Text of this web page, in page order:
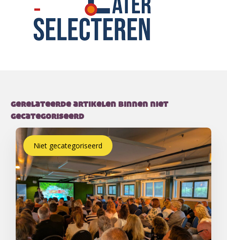
gerelateerde artikelen binnen niet
gecategoriseerd
Niet gecategoriseerd